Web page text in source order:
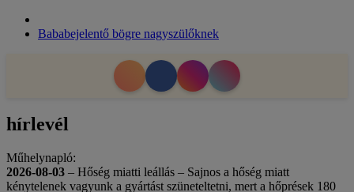
Bababejelentő bögre nagyszülőknek
hírlevél
Műhelynapló:
2026-08-03 – Hőség miatti leállás – Sajnos a hőség miatt
kénytelenek vagyunk a gyártást szüneteltetni, mert a hőprések 180